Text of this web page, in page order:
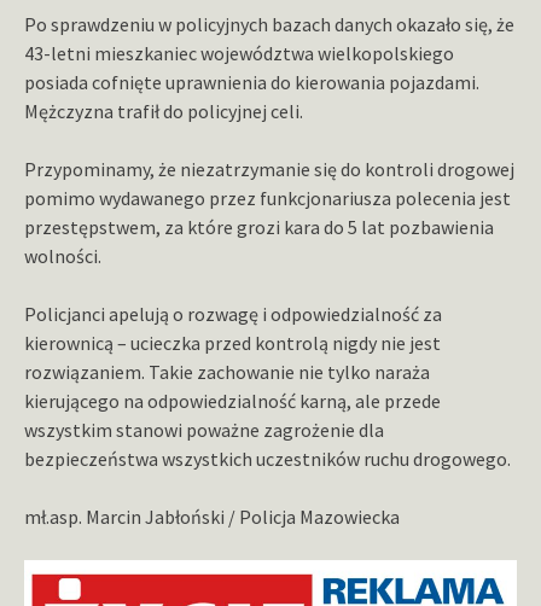
Po sprawdzeniu w policyjnych bazach danych okazało się, że
43-letni mieszkaniec województwa wielkopolskiego
posiada cofnięte uprawnienia do kierowania pojazdami.
Mężczyzna trafił do policyjnej celi.
Przypominamy, że niezatrzymanie się do kontroli drogowej
pomimo wydawanego przez funkcjonariusza polecenia jest
przestępstwem, za które grozi kara do 5 lat pozbawienia
wolności.
Policjanci apelują o rozwagę i odpowiedzialność za
kierownicą – ucieczka przed kontrolą nigdy nie jest
rozwiązaniem. Takie zachowanie nie tylko naraża
kierującego na odpowiedzialność karną, ale przede
wszystkim stanowi poważne zagrożenie dla
bezpieczeństwa wszystkich uczestników ruchu drogowego.
mł.asp. Marcin Jabłoński / Policja Mazowiecka